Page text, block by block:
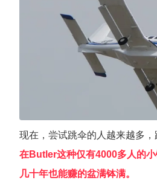
现在，尝试跳伞的人越来越多，
在Butler这种仅有4000多人的
几十年也能赚的盆满钵满。